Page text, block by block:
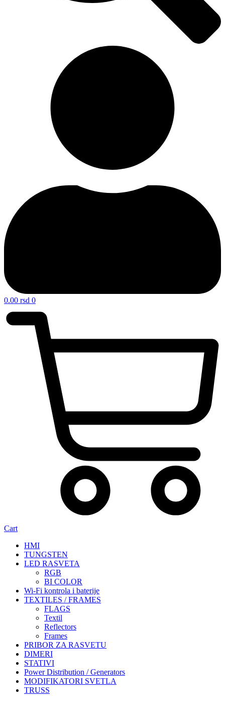
0.00 rsd 0
Cart
HMI
TUNGSTEN
LED RASVETA
RGB
BI COLOR
Wi-Fi kontrola i baterije
TEXTILES / FRAMES
FLAGS
Textil
Reflectors
Frames
PRIBOR ZA RASVETU
DIMERI
STATIVI
Power Distribution / Generators
MODIFIKATORI SVETLA
TRUSS